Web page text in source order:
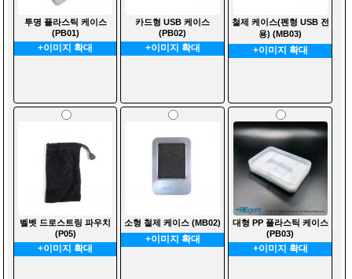
투명 플라스틱 케이스
(PB01)
+이미지 확대
카드형 USB 케이스
(PB02)
+이미지 확대
철제 케이스(펜형 USB 전
용) (MB03)
+이미지 확대
벨벳 드로스트링 파우치
(P05)
+이미지 확대
소형 철제 케이스 (MB02)
+이미지 확대
대형 PP 플라스틱 케이스
(PB03)
+이미지 확대